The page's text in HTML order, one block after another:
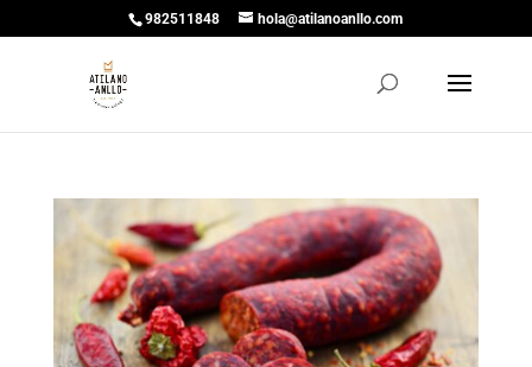
982511848 hola@atilanoanllo.com